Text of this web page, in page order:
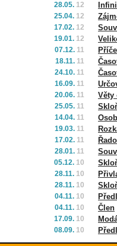
28.05. 12
25.04. 12
17.02. 12
19.01. 12
07.12. 11
18.11. 11
24.10. 11
16.09. 11
20.06. 11 Věty
25.05. 11
14.04. 11
19.03. 11
17.02. 11
28.01. 11
05.12. 10
28.11. 10
28.11. 10
04.11. 10
04.11. 10 Člen
17.09. 10
08.09. 10